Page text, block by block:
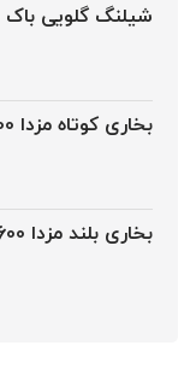
شیلنگ گلویی باک 1600
بخاری کوتاه مزدا 1600
بخاری بلند مزدا 1600